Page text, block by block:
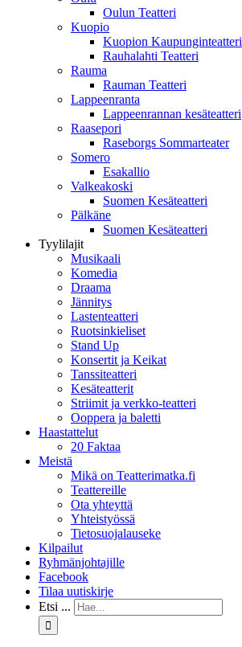
Oulun Teatteri
Kuopio
Kuopion Kaupunginteatteri
Rauhalahti Teatteri
Rauma
Rauman Teatteri
Lappeenranta
Lappeenrannan kesäteatteri
Raasepori
Raseborgs Sommarteater
Somero
Esakallio
Valkeakoski
Suomen Kesäteatteri
Pälkäne
Suomen Kesäteatteri
Tyylilajit
Musikaali
Komedia
Draama
Jännitys
Lastenteatteri
Ruotsinkieliset
Stand Up
Konsertit ja Keikat
Tanssiteatteri
Kesäteatterit
Striimit ja verkko-teatteri
Ooppera ja baletti
Haastattelut
20 Faktaa
Meistä
Mikä on Teatterimatka.fi
Teattereille
Ota yhteyttä
Yhteistyössä
Tietosuojalauseke
Kilpailut
Ryhmänjohtajille
Facebook
Tilaa uutiskirje
Etsi ...